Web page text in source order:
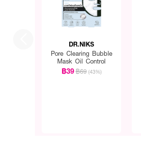
DR.NIKS
Pore Clearing Bubble
Mask Oil Control
฿39฿69 (43%)